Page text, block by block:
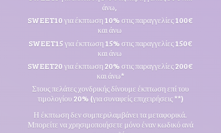
άνω,
SWEET10 για έκπτωση 10% στις παραγγελίες 100€
και άνω
SWEET15 για έκπτωση 15% στις παραγγελίες 150€
και άνω
SWEET20 για έκπτωση 20% στις παραγγελίες 200€
και άνω*
Στους πελάτες χονδρικής δίνουμε έκπτωση επί του
τιμολογίου 20% (για συναφείς επιχειρήσεις **)
Η έκπτωση δεν συμπεριλαμβάνει τα μεταφορικά.
Μπορείτε να χρησιμοποιήσετε μόνο έναν κωδικό ανά